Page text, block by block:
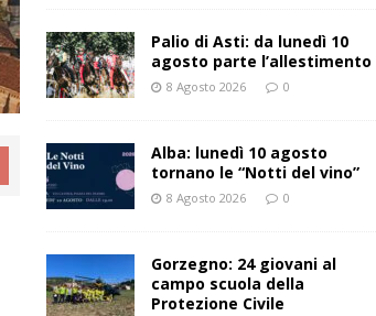
Palio di Asti: da lunedì 10
agosto parte l’allestimento
8 Agosto 2026 0
Alba: lunedì 10 agosto
tornano le “Notti del vino”
8 Agosto 2026 0
Gorzegno: 24 giovani al
campo scuola della
Protezione Civile